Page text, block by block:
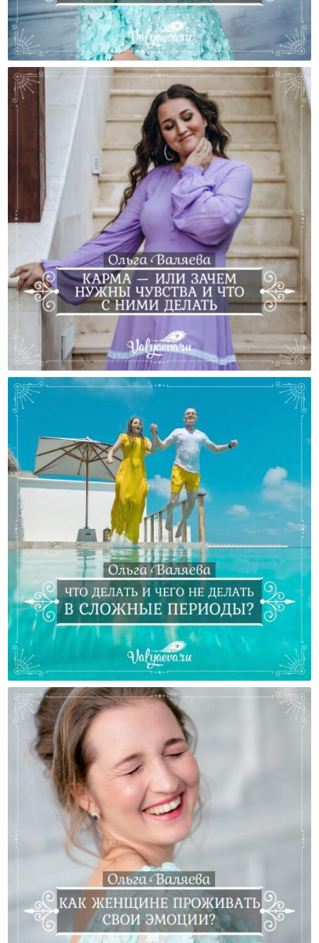
Существуют Ли Плохие Эмоции И Как С Ними
Работать?
Карма — Или Зачем Нужны Чувства И Что С Ними
Делать
Что Делать И Чего Не Делать В Сложные Периоды?